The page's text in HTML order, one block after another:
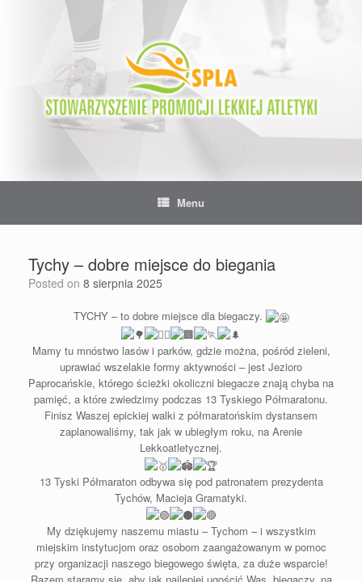
Menu
Tychy – dobre miejsce do biegania
Posted on 8 sierpnia 2025
TYCHY – to dobre miejsce dla biegaczy.
Mamy tu mnóstwo lasów i parków, gdzie można, pośród zieleni,
uprawiać wszelakie formy aktywności – jest Jezioro
Paprocańskie, którego ścieżki okoliczni biegacze znają chyba na
pamięć, a które zwiedzimy podczas 13 Tyskiego Półmaratonu.
Finisz Waszej epickiej walki z półmaratońskim dystansem
zaplanowaliśmy, tak jak w ubiegłym roku, na Arenie
Lekkoatletycznej.
13 Tyski Półmaraton odbywa się pod patronatem prezydenta
Tychów, Macieja Gramatyki.
My dziękujemy naszemu miastu – Tychom – i wszystkim
miejskim instytucjom oraz osobom zaangażowanym w pomoc
przy organizacji naszego biegowego święta, za duże wsparcie!